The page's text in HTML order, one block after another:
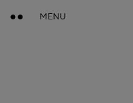
MENU